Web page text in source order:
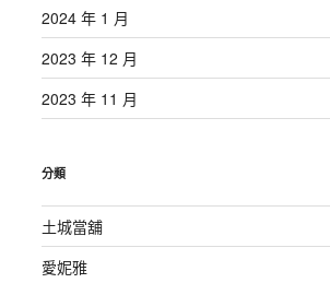
2024 年 1 月
2023 年 12 月
2023 年 11 月
分類
土城當舖
愛妮雅